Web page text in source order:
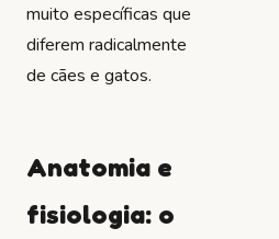
muito específicas que
diferem radicalmente
de cães e gatos.
Anatomia e
fisiologia: o